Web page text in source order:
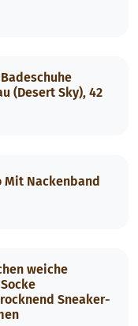
(Desert Sky), 42
Mit Nackenband
weiche
Sneaker-